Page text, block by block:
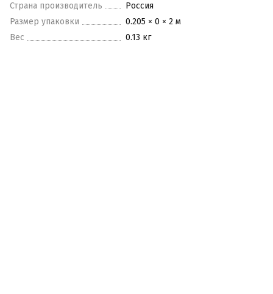
Страна производитель
Россия
Размер упаковки
0.205 × 0 × 2 м
Вес
0.13 кг